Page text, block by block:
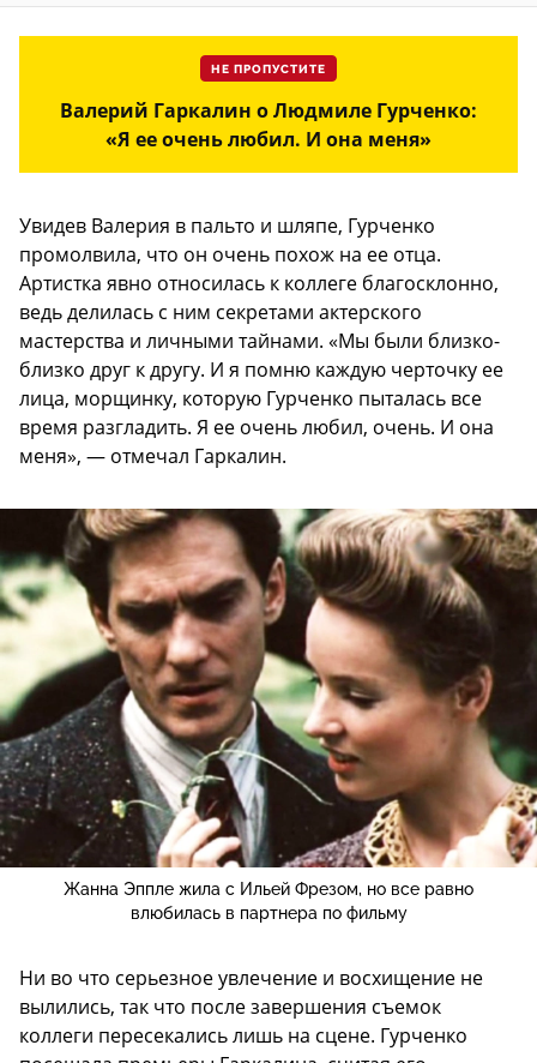
НЕ ПРОПУСТИТЕ
Валерий Гаркалин о Людмиле Гурченко:
«Я ее очень любил. И она меня»
Увидев Валерия в пальто и шляпе, Гурченко
промолвила, что он очень похож на ее отца.
Артистка явно относилась к коллеге благосклонно,
ведь делилась с ним секретами актерского
мастерства и личными тайнами. «Мы были близко-
близко друг к другу. И я помню каждую черточку ее
лица, морщинку, которую Гурченко пыталась все
время разгладить. Я ее очень любил, очень. И она
меня», — отмечал Гаркалин.
Жанна Эппле жила с Ильей Фрезом, но все равно
влюбилась в партнера по фильму
Ни во что серьезное увлечение и восхищение не
вылились, так что после завершения съемок
коллеги пересекались лишь на сцене. Гурченко